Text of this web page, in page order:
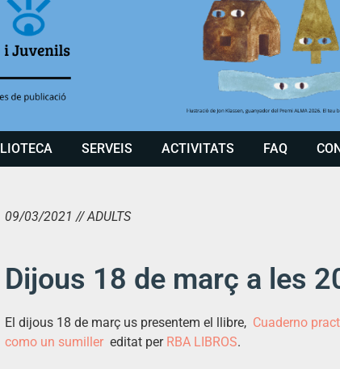
SERVEIS ACTIVITATS FAQ
09/03/2021 // ADULTS
Dijous 18 de març a les
El dijous 18 de març us presentem el llibre, Cuaderno
como un sumiller editat per RBA LIBROS.